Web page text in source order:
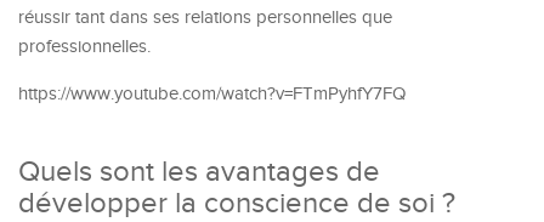
réussir tant dans ses relations personnelles que
professionnelles.
https://www.youtube.com/watch?v=FTmPyhfY7FQ
Quels sont les avantages de
développer la conscience de soi ?